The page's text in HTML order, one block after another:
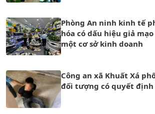
Phòng An ninh kinh tế
hóa có dấu hiệu giả
một cơ sở kinh doanh
Công an xã Khuất Xá
đối tượng có quyết